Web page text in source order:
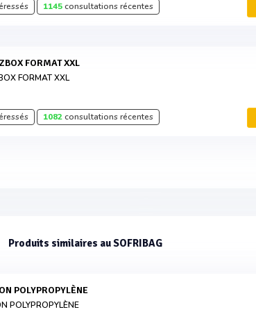
1145consultations récentes
FORMAT XXL
FORMAT XXL
1082consultations récentes
Produits similaires au SOFRIBAG
POLYPROPYLÈNE
POLYPROPYLÈNE